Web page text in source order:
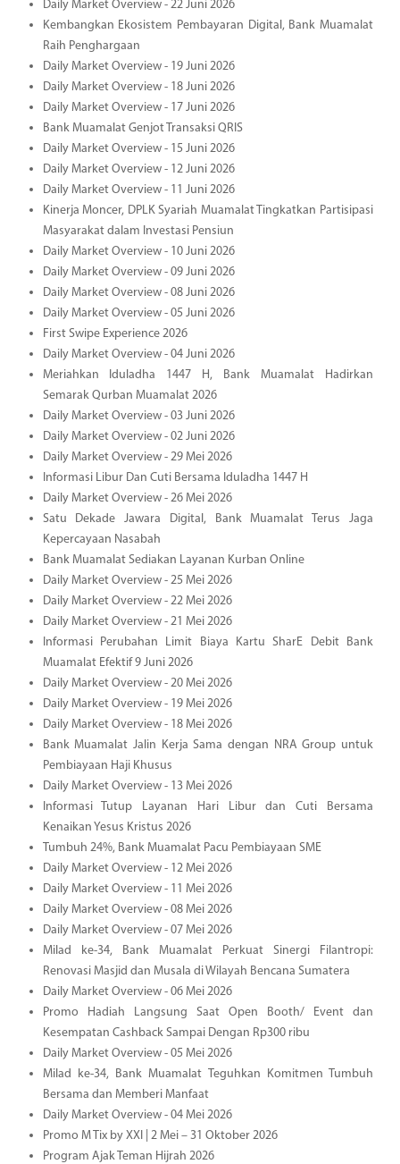
Daily Market Overview - 22 Juni 2026
Kembangkan Ekosistem Pembayaran Digital, Bank Muamalat
Raih Penghargaan
Daily Market Overview - 19 Juni 2026
Daily Market Overview - 18 Juni 2026
Daily Market Overview - 17 Juni 2026
Bank Muamalat Genjot Transaksi QRIS
Daily Market Overview - 15 Juni 2026
Daily Market Overview - 12 Juni 2026
Daily Market Overview - 11 Juni 2026
Kinerja Moncer, DPLK Syariah Muamalat Tingkatkan Partisipasi
Masyarakat dalam Investasi Pensiun
Daily Market Overview - 10 Juni 2026
Daily Market Overview - 09 Juni 2026
Daily Market Overview - 08 Juni 2026
Daily Market Overview - 05 Juni 2026
First Swipe Experience 2026
Daily Market Overview - 04 Juni 2026
Meriahkan Iduladha 1447 H, Bank Muamalat Hadirkan
Semarak Qurban Muamalat 2026
Daily Market Overview - 03 Juni 2026
Daily Market Overview - 02 Juni 2026
Daily Market Overview - 29 Mei 2026
Informasi Libur Dan Cuti Bersama Iduladha 1447 H
Daily Market Overview - 26 Mei 2026
Satu Dekade Jawara Digital, Bank Muamalat Terus Jaga
Kepercayaan Nasabah
Bank Muamalat Sediakan Layanan Kurban Online
Daily Market Overview - 25 Mei 2026
Daily Market Overview - 22 Mei 2026
Daily Market Overview - 21 Mei 2026
Informasi Perubahan Limit Biaya Kartu SharE Debit Bank
Muamalat Efektif 9 Juni 2026
Daily Market Overview - 20 Mei 2026
Daily Market Overview - 19 Mei 2026
Daily Market Overview - 18 Mei 2026
Bank Muamalat Jalin Kerja Sama dengan NRA Group untuk
Pembiayaan Haji Khusus
Daily Market Overview - 13 Mei 2026
Informasi Tutup Layanan Hari Libur dan Cuti Bersama
Kenaikan Yesus Kristus 2026
Tumbuh 24%, Bank Muamalat Pacu Pembiayaan SME
Daily Market Overview - 12 Mei 2026
Daily Market Overview - 11 Mei 2026
Daily Market Overview - 08 Mei 2026
Daily Market Overview - 07 Mei 2026
Milad ke-34, Bank Muamalat Perkuat Sinergi Filantropi:
Renovasi Masjid dan Musala di Wilayah Bencana Sumatera
Daily Market Overview - 06 Mei 2026
Promo Hadiah Langsung Saat Open Booth/ Event dan
Kesempatan Cashback Sampai Dengan Rp300 ribu
Daily Market Overview - 05 Mei 2026
Milad ke-34, Bank Muamalat Teguhkan Komitmen Tumbuh
Bersama dan Memberi Manfaat
Daily Market Overview - 04 Mei 2026
Promo M Tix by XXI | 2 Mei – 31 Oktober 2026
Program Ajak Teman Hijrah 2026